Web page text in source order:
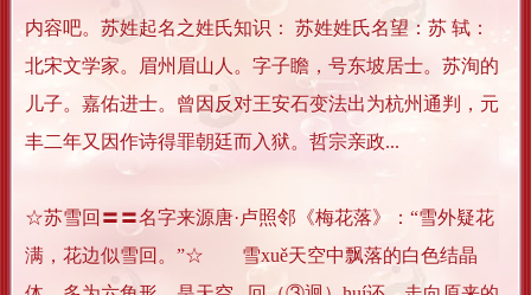
内容吧。苏姓起名之姓氏知识： 苏姓姓氏名望：苏 轼：
北宋文学家。眉州眉山人。字子瞻，号东坡居士。苏洵的
儿子。嘉佑进士。曾因反对王安石变法出为杭州通判，元
丰二年又因作诗得罪朝廷而入狱。哲宗亲政...
☆苏雪回〓〓名字来源唐·卢照邻《梅花落》：“雪外疑花
满，花边似雪回。”☆ 雪xuě天空中飘落的白色结晶